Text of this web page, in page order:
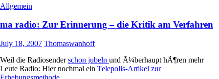
Allgemein
ma radio: Zur Erinnerung – die Kritik am Verfahren
July 18, 2007 Thomaswanhoff
Weil die Radiosenderschon jubeln und Ã¼berhaupt hÃ¶ren mehr
Leute Radio: Hier nochmal ein Telepolis-Artikel zur
Erhebungsmethode.